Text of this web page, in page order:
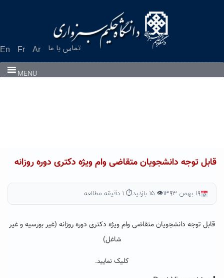
En Fr Ar تماس با ما
MENU
قابل توجه دانشجویان متقاضی وام ویژه دکتری دوره روزانه
۱۹ بهمن ۱۳۹۳ 👁 ۱۵ بازدید ⏱ ۱ دقیقه مطالعه
قابل توجه دانشجویان متقاضی وام ویژه دکتری دوره روزانه (غیر بورسیه و غیر
شاغل)
کلیک نمایید.